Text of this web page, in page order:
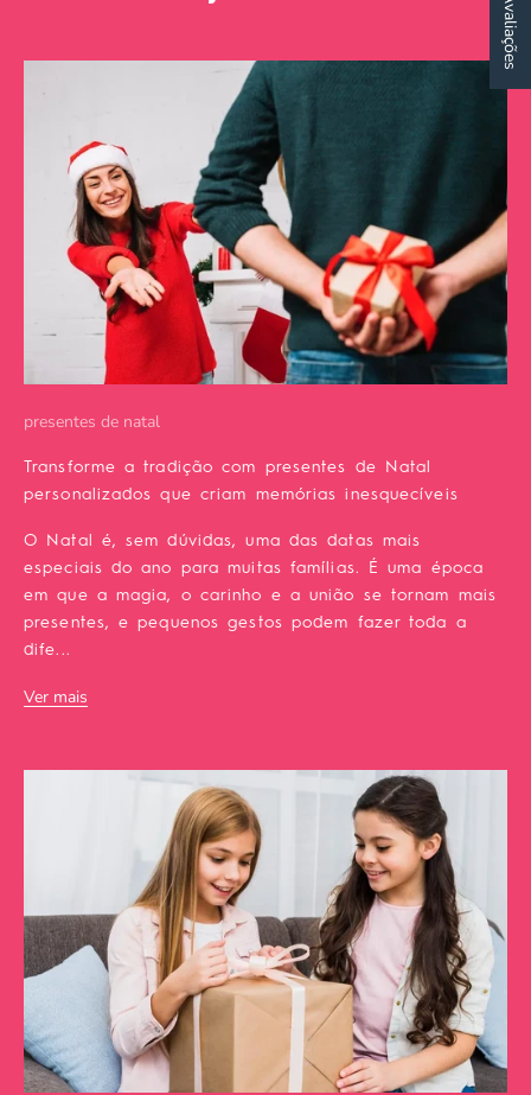
presentes de natal
Transforme a tradição com presentes de Natal
personalizados que criam memórias inesquecíveis
O Natal é, sem dúvidas, uma das datas mais
especiais do ano para muitas famílias. É uma época
em que a magia, o carinho e a união se tornam mais
presentes, e pequenos gestos podem fazer toda a
dife...
Ver mais
★ Avaliações